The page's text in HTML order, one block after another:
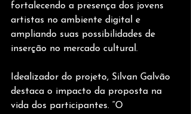
fortalecendo a presença dos jovens
artistas no ambiente digital e
ampliando suas possibilidades de
inserção no mercado cultural.
Idealizador do projeto, Silvan Galvão
destaca o impacto da proposta na
vida dos participantes. “O